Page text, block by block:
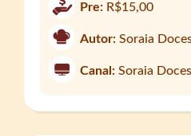
Pre: R$15,00
Autor: Soraia
Canal: Soraia